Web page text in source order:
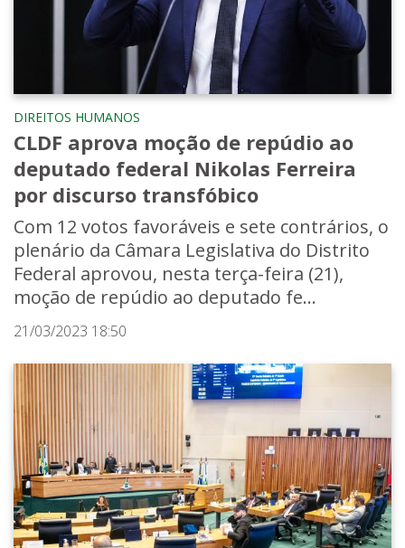
DIREITOS HUMANOS
CLDF aprova moção de repúdio ao
deputado federal Nikolas Ferreira
por discurso transfóbico
Com 12 votos favoráveis e sete contrários, o
plenário da Câmara Legislativa do Distrito
Federal aprovou, nesta terça-feira (21),
moção de repúdio ao deputado fe...
21/03/2023 18:50